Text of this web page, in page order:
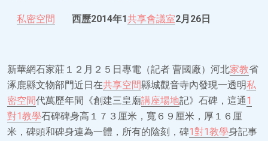
私密空間 西歷2014年1共享會議室2月26日
新華網石家莊１２月２５日專電（記者 曹國廠）河北家教省
涿鹿縣文物部門近日在共享空間縣城觀音寺內發現一透明私
密空間代萬歷年間《創建三皇廟講座場地記》石碑，這通1
對1教學石碑碑身高１７３厘米，寬６９厘米，厚１６厘
米，碑頭和碑身連為一體，所有的陰刻，碑1對1教學身記事